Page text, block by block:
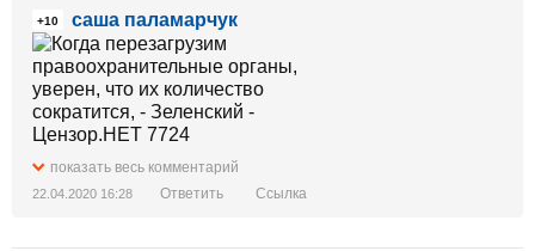
+10 саша паламарчук
показать весь комментарий
22.04.2020 16:28 Ответить Ссылка